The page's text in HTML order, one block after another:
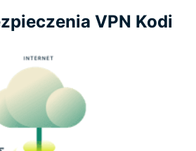
VPN Kodi